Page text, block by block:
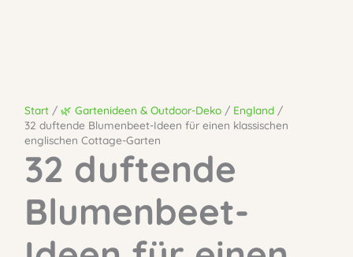
Start 🌿 Gartenideen & Outdoor-Deko
England
32 duftende Blumenbeet-Ideen für einen klassischen
englischen Cottage-Garten
32 duftende
Blumenbeet-